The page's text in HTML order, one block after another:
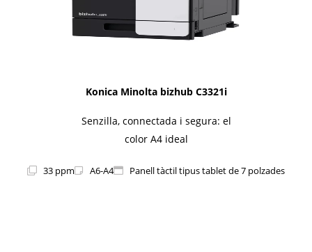
Konica Minolta bizhub C3321i
Senzilla, connectada i segura: el
color A4 ideal
33 ppm A6-A4 Panell tàctil tipus tablet de 7 polzades